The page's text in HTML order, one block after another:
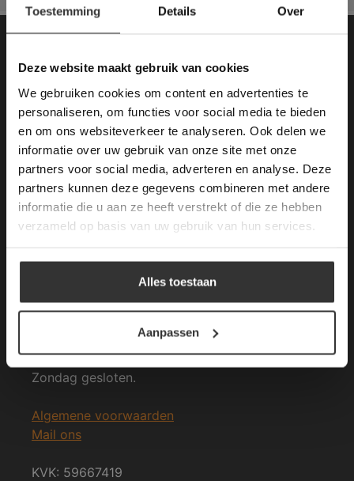
Toestemming Details Over
Deze website maakt gebruik van cookies
We gebruiken cookies om content en advertenties te
personaliseren, om functies voor social media te bieden
en om ons websiteverkeer te analyseren. Ook delen we
informatie over uw gebruik van onze site met onze
partners voor social media, adverteren en analyse. Deze
partners kunnen deze gegevens combineren met andere
informatie die u aan ze heeft verstrekt of die ze hebben
verzameld op basis van uw gebruik van hun services.
Alles toestaan
Aanpassen
Van den Heuvel & Van Duuren
Magazijn / Showroom:
Terheijdenseweg 469
(voor navigatie: Hazepad 17)
4825 BK Breda
tel: 076-3030554
E-mail: info@vdh-vd.nl
Openingstijden Breda:
Ma. t/m Zat: 8:30 tot 17:00
Zondag gesloten.
Algemene voorwaarden
Mail ons
KVK: 59667419
Deze website maakt
gebruik van cookies.
This Cookie Banner was deleted and is no
longer working. Please contact the website
administrator.
Deze website gebruikt cookies om de
gebruikerservaring te verbeteren. Door
gebruik te maken van onze website geeft u
toestemming voor alle cookies in
overeenstemming met ons cookiebeleid.Lees
verder
ALLES ACCEPTEREN
ALLES AFWIJZEN
DETAILS WEERGEVEN